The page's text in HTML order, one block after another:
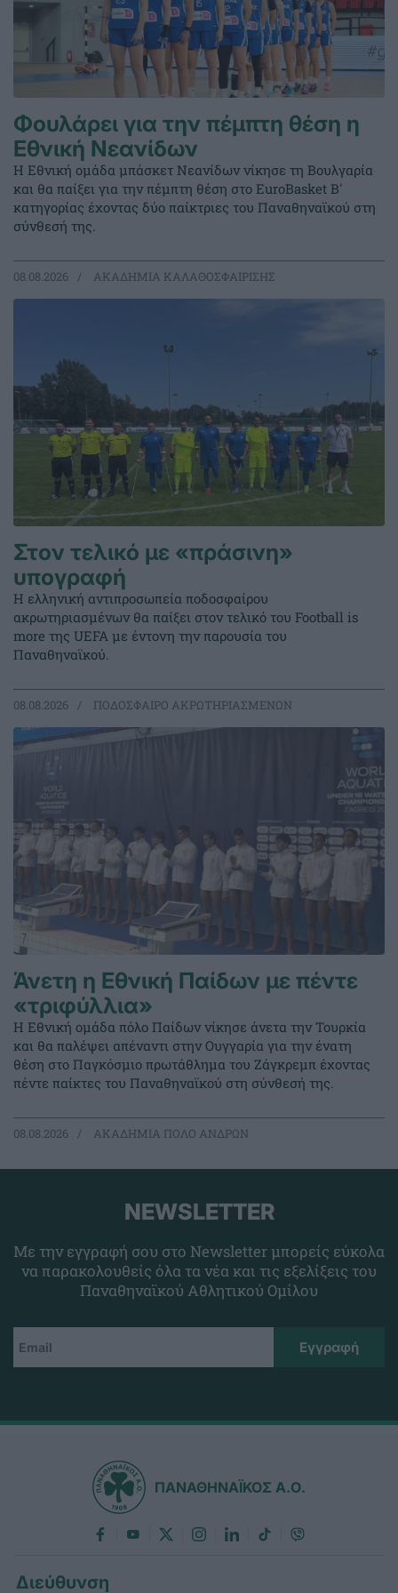
Φουλάρει για την πέμπτη θέση η
Εθνική Νεανίδων
Η Εθνική ομάδα μπάσκετ Νεανίδων νίκησε τη Βουλγαρία
και θα παίξει για την πέμπτη θέση στο EuroBasket Β'
κατηγορίας έχοντας δύο παίκτριες του Παναθηναϊκού στη
σύνθεσή της.
08.08.2026 ΑΚΑΔΗΜΙΑ ΚΑΛΑΘΟΣΦΑΙΡΙΣΗΣ
Στον τελικό με «πράσινη»
υπογραφή
Η ελληνική αντιπροσωπεία ποδοσφαίρου
ακρωτηριασμένων θα παίξει στον τελικό του Football is
more της UEFA με έντονη την παρουσία του
Παναθηναϊκού.
08.08.2026 ΠΟΔΟΣΦΑΙΡΟ ΑΚΡΩΤΗΡΙΑΣΜΕΝΩΝ
Άνετη η Εθνική Παίδων με πέντε
«τριφύλλια»
Η Εθνική ομάδα πόλο Παίδων νίκησε άνετα την Τουρκία
και θα παλέψει απέναντι στην Ουγγαρία για την ένατη
θέση στο Παγκόσμιο πρωτάθλημα του Ζάγκρεμπ έχοντας
πέντε παίκτες του Παναθηναϊκού στη σύνθεσή της.
08.08.2026 ΑΚΑΔΗΜΙΑ ΠΟΛΟ ΑΝΔΡΩΝ
NEWSLETTER
Με την εγγραφή σου στο Newsletter μπορείς εύκολα
να παρακολουθείς όλα τα νέα και τις εξελίξεις του
Παναθηναϊκού Αθλητικού Ομίλου
ΠΑΝΑΘΗΝΑΪΚΟΣ Α.Ο.
Διεύθυνση